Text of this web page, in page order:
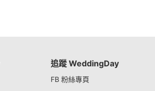
追蹤 WeddingDay
FB 粉絲專頁